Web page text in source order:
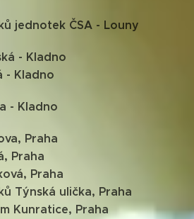
jednotek ČSA - Louny
- Kladno
- Kladno
- Kladno
Praha
Praha
Praha
Týnská ulička, Praha
Kunratice, Praha